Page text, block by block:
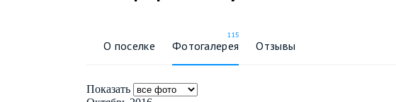
О поселке Фотогалерея
115
Отзывы
Показать